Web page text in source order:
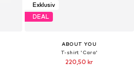
Exklusiv
DEAL
ABOUT YOU
T-shirt 'Cara'
220,50 kr